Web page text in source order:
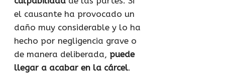
el causante ha provocado un
daño muy considerable y lo ha
hecho por negligencia grave o
de manera deliberada, puede
llegar a acabar en la cárcel.